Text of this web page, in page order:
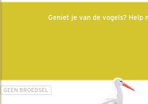
Geniet je van de vogels? Help
GEEN BROEDSEL